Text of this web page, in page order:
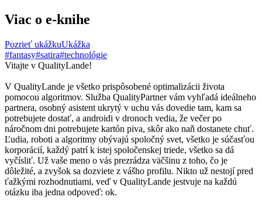
Viac o e-knihe
Pozrieť ukážkuUkážka
#fantasy#satira#technológie
Vitajte v QualityLande!
V QualityLande je všetko prispôsobené optimalizácii života
pomocou algoritmov. Služba QualityPartner vám vyhľadá ideálneho
partnera, osobný asistent ukrytý v uchu vás dovedie tam, kam sa
potrebujete dostať, a androidi v dronoch vedia, že večer po
náročnom dni potrebujete kartón piva, skôr ako naň dostanete chuť.
Ľudia, roboti a algoritmy obývajú spoločný svet, všetko je súčasťou
korporácií, každý patrí k istej spoločenskej triede, všetko sa dá
vyčísliť. Už vaše meno o vás prezrádza väčšinu z toho, čo je
dôležité, a zvyšok sa dozviete z vášho profilu. Nikto už nestojí pred
ťažkými rozhodnutiami, veď v QualityLande jestvuje na každú
otázku iba jedna odpoveď: ok.